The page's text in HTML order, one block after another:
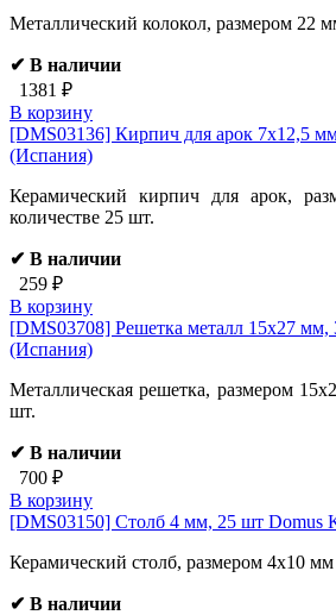
Металлический колокол, размером 22
✔ В наличии
1381 ₽
В корзину
[DMS03136] Кирпич для арок 7х12,5
(Испания)
Керамический кирпич для арок,
количестве 25 шт.
✔ В наличии
259 ₽
В корзину
[DMS03708] Решетка металл 15х27
(Испания)
Металлическая решетка, размером
шт.
✔ В наличии
700 ₽
В корзину
[DMS03150] Столб 4 мм, 25 шт Domus
Керамический столб, размером 4х10
✔ В наличии